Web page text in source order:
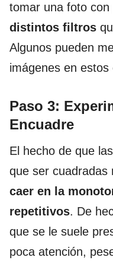
tomar una foto con
distintos filtros
Algunos pueden
imágenes en estos
Paso 3:
Encuadre
El hecho de que
que ser cuadradas
caer en la
repetitivos. De
que se le suele
poca atención,